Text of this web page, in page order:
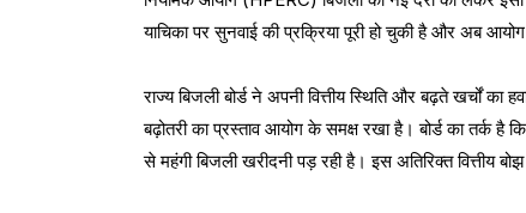
याचिका पर सुनवाई की प्रक्रिया पूरी हो चुकी है और अब
राज्य बिजली बोर्ड ने अपनी वित्तीय स्थिति और बढ़ते खर्चों
बढ़ोतरी का प्रस्ताव आयोग के समक्ष रखा है। बोर्ड का तर्क है
से महंगी बिजली खरीदनी पड़ रही है। इस अतिरिक्त वित्तीय